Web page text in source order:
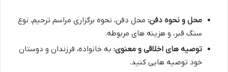
محل و نحوه دفن: محل دفن، نحوه برگزاری مراسم ترحیم، نوع
سنگ قبر، و هزینه های مربوطه.
توصیه های اخلاقی و معنوی: به خانواده، فرزندان و دوستان
خود توصیه هایی کنید.